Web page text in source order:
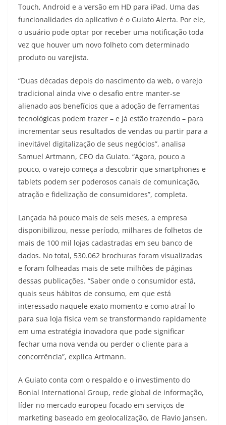
Touch, Android e a versão em HD para iPad. Uma das
funcionalidades do aplicativo é o Guiato Alerta. Por ele,
o usuário pode optar por receber uma notificação toda
vez que houver um novo folheto com determinado
produto ou varejista.
“Duas décadas depois do nascimento da web, o varejo
tradicional ainda vive o desafio entre manter-se
alienado aos benefícios que a adoção de ferramentas
tecnológicas podem trazer – e já estão trazendo – para
incrementar seus resultados de vendas ou partir para a
inevitável digitalização de seus negócios”, analisa
Samuel Artmann, CEO da Guiato. “Agora, pouco a
pouco, o varejo começa a descobrir que smartphones e
tablets podem ser poderosos canais de comunicação,
atração e fidelização de consumidores”, completa.
Lançada há pouco mais de seis meses, a empresa
disponibilizou, nesse período, milhares de folhetos de
mais de 100 mil lojas cadastradas em seu banco de
dados. No total, 530.062 brochuras foram visualizadas
e foram folheadas mais de sete milhões de páginas
dessas publicações. “Saber onde o consumidor está,
quais seus hábitos de consumo, em que está
interessado naquele exato momento e como atraí-lo
para sua loja física vem se transformando rapidamente
em uma estratégia inovadora que pode significar
fechar uma nova venda ou perder o cliente para a
concorrência”, explica Artmann.
A Guiato conta com o respaldo e o investimento do
Bonial International Group, rede global de informação,
líder no mercado europeu focado em serviços de
marketing baseado em geolocalização, de Flavio Jansen,